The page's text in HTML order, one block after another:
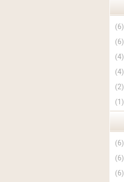
(
6
)
(
6
)
(
4
)
(
4
)
(
2
)
(
1
)
(
6
)
(
6
)
(
6
)